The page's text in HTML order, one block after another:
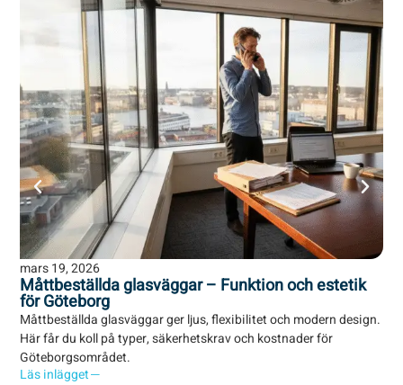
mars 19, 2026
Måttbeställda glasväggar – Funktion och estetik
för Göteborg
Måttbeställda glasväggar ger ljus, flexibilitet och modern design.
Här får du koll på typer, säkerhetskrav och kostnader för
Göteborgsområdet.
Läs inlägget